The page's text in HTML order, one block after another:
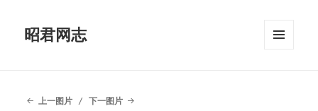
昭君网志
上一图片 下一图片